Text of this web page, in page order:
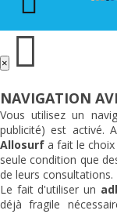
×
NAVIGATION
Vous utilisez un
publicité) est activé.
Allosurf a fait le
seule condition que
de leurs consultations.
Le fait d'utiliser un
déjà fragile